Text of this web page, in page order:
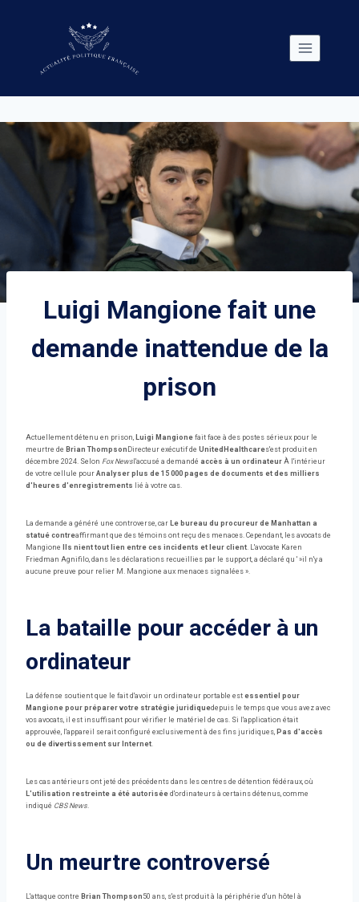
Luigi Mangione fait une
demande inattendue de la
prison
Actuellement détenu en prison, Luigi Mangione fait face à des postes sérieux pour le
meurtre de Brian Thompson Directeur exécutif de UnitedHealthcares'est produit en
décembre 2024. Selon Fox News l'accusé a demandé accès à un ordinateur À l'intérieur
de votre cellule pour Analyser plus de 15 000 pages de documents et des milliers
d'heures d'enregistrements lié à votre cas.
La demande a généré une controverse, car Le bureau du procureur de Manhattan a
statué contreaffirmant que des témoins ont reçu des menaces. Cependant, les avocats de
Mangione
Ils nient tout lien entre ces incidents et leur client. L'avocate Karen
Friedman Agnifilo, dans les déclarations recueillies par le support, a déclaré qu ' »il n'y a
aucune preuve pour relier M. Mangione aux menaces signalées ».
La bataille pour accéder à un
ordinateur
La défense soutient que le fait d'avoir un ordinateur portable est essentiel pour
Mangione pour préparer votre stratégie juridiquedepuis le temps que vous avez avec
vos avocats, il est insuffisant pour vérifier le matériel de cas. Si l'application était
approuvée, l'appareil serait configuré exclusivement à des fins juridiques, Pas d'accès
ou de divertissement sur Internet.
Les cas antérieurs ont jeté des précédents dans les centres de détention fédéraux, où
L'utilisation restreinte a été autorisée d'ordinateurs à certains détenus, comme
indiqué CBS News.
Un meurtre controversé
L'attaque contre Brian Thompson 50 ans, s'est produit à la périphérie d'un hôtel à